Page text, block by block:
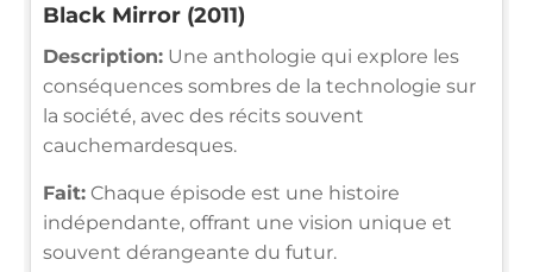
Black Mirror (2011)
Description: Une anthologie qui explore les
conséquences sombres de la technologie sur
la société, avec des récits souvent
cauchemardesques.
Fait: Chaque épisode est une histoire
indépendante, offrant une vision unique et
souvent dérangeante du futur.